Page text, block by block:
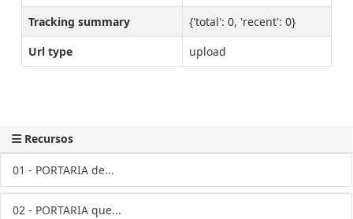
Recursos
01 - PORTARIA de...
02 - PORTARIA que...
Tracking summary
{'total': 0, 'recent': 0}
Url type
upload